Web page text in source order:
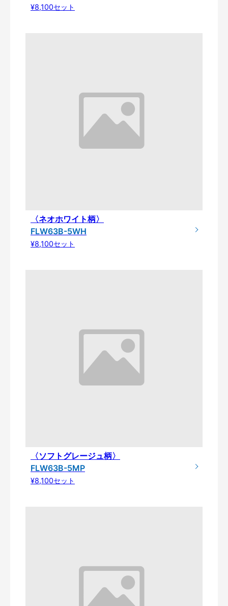
¥8,100セット
〈ネオホワイト柄〉
FLW63B-5WH
¥8,100セット
〈ソフトグレージュ柄〉
FLW63B-5MP
¥8,100セット